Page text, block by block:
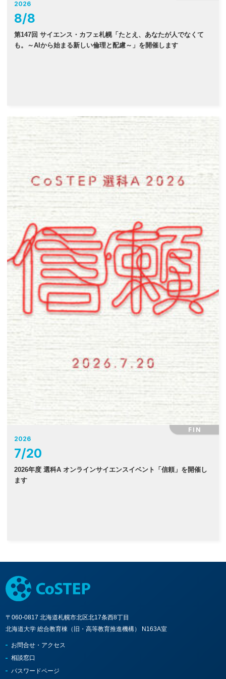
2026
8/8
第147回 サイエンス・カフェ札幌「たとえ、あなたが人でなくて
も。～AIから始まる新しい倫理と配慮～」を開催します
FIN
2026
7/20
2026年度 選科A オンラインサイエンスイベント「信頼」を開催し
ます
〒060-0817 北海道札幌市北区北17条西8丁目
北海道大学 総合教育棟（旧・高等教育推進機構） N163A室
お問合せ・アクセス
相談窓口
パスワードページ